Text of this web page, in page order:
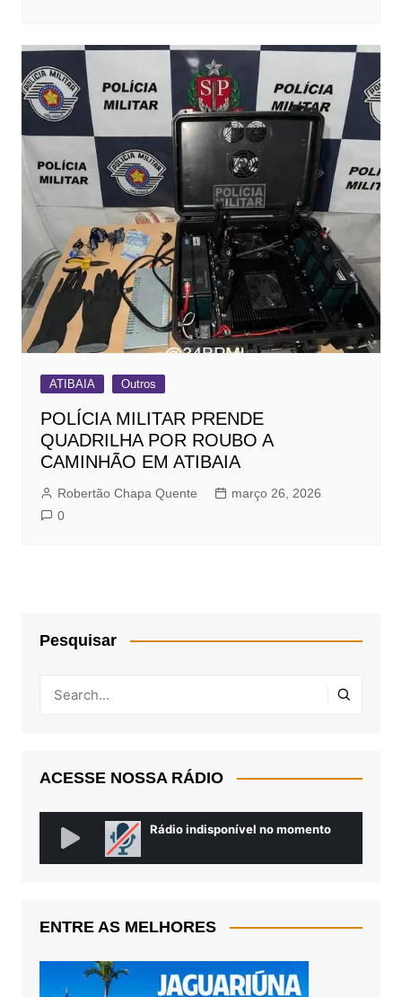
ATIBAIA Outros
POLÍCIA MILITAR PRENDE
QUADRILHA POR ROUBO A
CAMINHÃO EM ATIBAIA
Robertão Chapa Quente
março 26, 2026
0
Pesquisar
ACESSE NOSSA RÁDIO
ENTRE AS MELHORES